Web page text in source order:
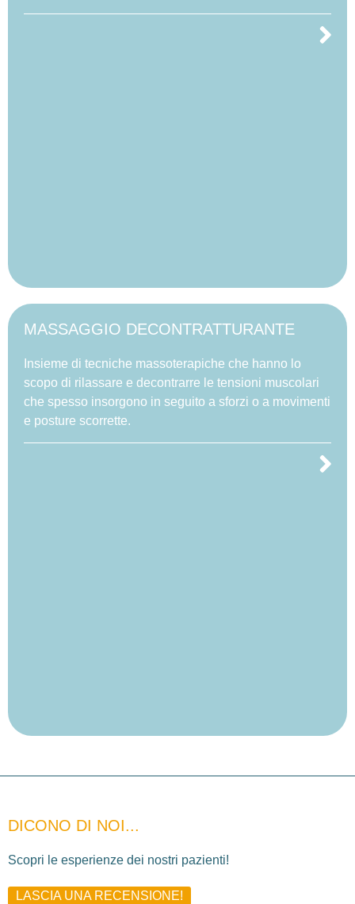
MASSAGGIO DECONTRATTURANTE
Insieme di tecniche massoterapiche che hanno lo
scopo di rilassare e decontrarre le tensioni muscolari
che spesso insorgono in seguito a sforzi o a movimenti
e posture scorrette.
DICONO DI NOI...
Scopri le esperienze dei nostri pazienti!
LASCIA UNA RECENSIONE!